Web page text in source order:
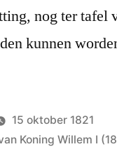
nog ter tafel
kunnen
15 oktober 1821
Koning Willem I